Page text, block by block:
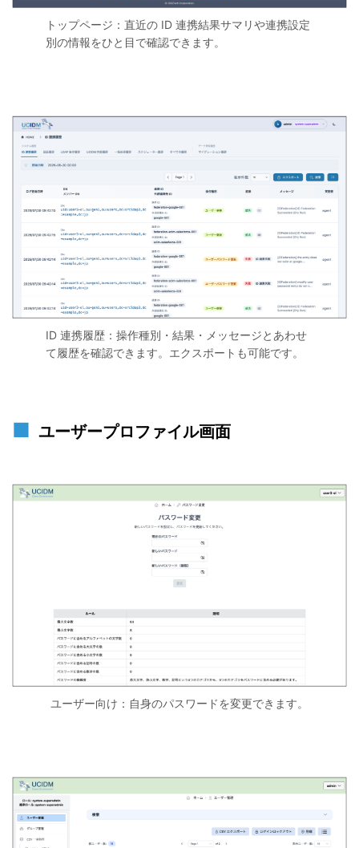
トップページ：直近の ID 連携結果サマリや連携設定
別の情報をひと目で確認できます。
ID 連携履歴：操作種別・結果・メッセージとあわせ
て履歴を確認できます。エクスポートも可能です。
ユーザープロファイル画面
ユーザー向け：自身のパスワードを変更できます。